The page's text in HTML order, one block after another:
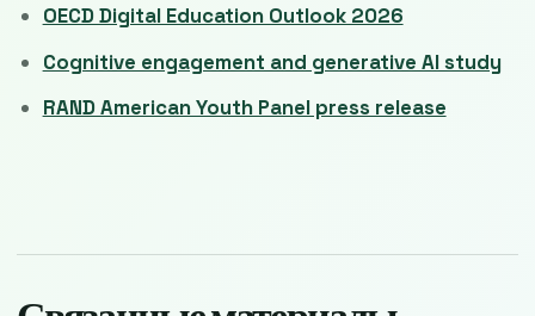
OECD Digital Education Outlook 2026
Cognitive engagement and generative AI study
RAND American Youth Panel press release